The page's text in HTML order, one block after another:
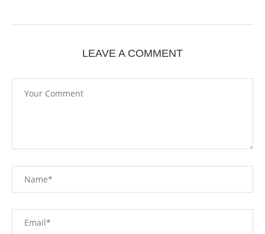
LEAVE A COMMENT